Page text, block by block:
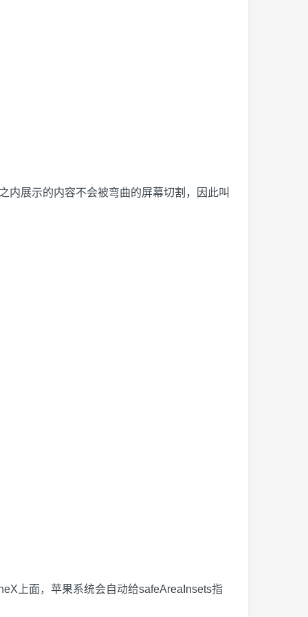
展示的内容不会被弯曲的屏幕切割，因此叫
上面，苹果系统会自动给safeAreaInsets指